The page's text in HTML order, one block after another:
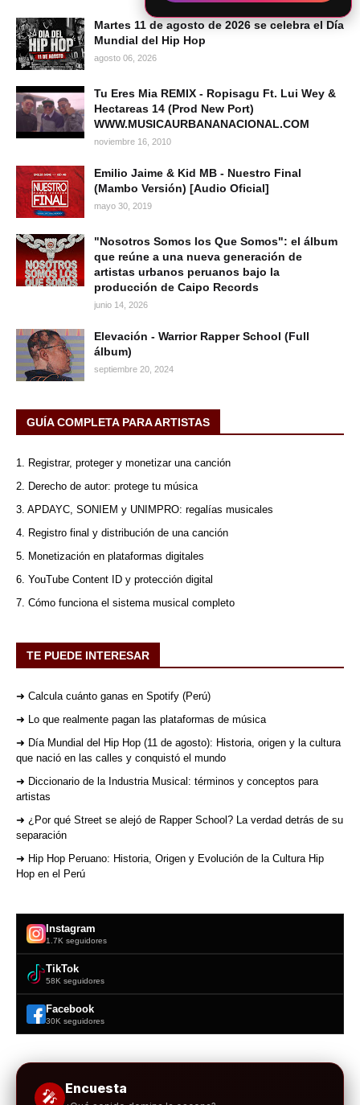
Martes 11 de agosto de 2026 se celebra el Día
Mundial del Hip Hop
agosto 06, 2026
Tu Eres Mia REMIX - Ropisagu Ft. Lui Wey &
Hectareas 14 (Prod New Port)
WWW.MUSICAURBANANACIONAL.COM
noviembre 16, 2010
Emilio Jaime & Kid MB - Nuestro Final
(Mambo Versión) [Audio Oficial]
mayo 30, 2019
"Nosotros Somos los Que Somos": el álbum
que reúne a una nueva generación de
artistas urbanos peruanos bajo la
producción de Caipo Records
junio 14, 2026
Elevación - Warrior Rapper School (Full
álbum)
septiembre 20, 2024
GUÍA COMPLETA PARA ARTISTAS
1. Registrar, proteger y monetizar una canción
2. Derecho de autor: protege tu música
3. APDAYC, SONIEM y UNIMPRO: regalías musicales
4. Registro final y distribución de una canción
5. Monetización en plataformas digitales
6. YouTube Content ID y protección digital
7. Cómo funciona el sistema musical completo
TE PUEDE INTERESAR
➜ Calcula cuánto ganas en Spotify (Perú)
➜ Lo que realmente pagan las plataformas de música
➜ Día Mundial del Hip Hop (11 de agosto): Historia, origen y la cultura
que nació en las calles y conquistó el mundo
➜ Diccionario de la Industria Musical: términos y conceptos para
artistas
➜ ¿Por qué Street se alejó de Rapper School? La verdad detrás de su
separación
➜ Hip Hop Peruano: Historia, Origen y Evolución de la Cultura Hip
Hop en el Perú
Instagram
1.7K seguidores
TikTok
58K seguidores
Facebook
30K seguidores
🎤 Encuesta